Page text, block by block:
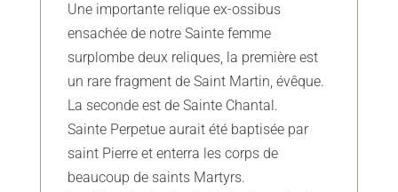
Vendue
Une importante relique ex-ossibus
ensachée de notre Sainte femme
surplombe deux reliques, la première est
un rare fragment de Saint Martin, évêque.
La seconde est de Sainte Chantal.
Sainte Perpetue aurait été baptisée par
saint Pierre et enterra les corps de
beaucoup de saints Martyrs.